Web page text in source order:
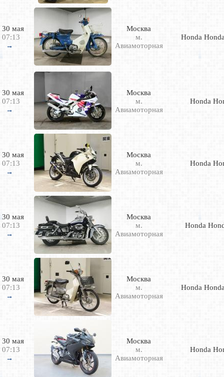
30 мая
07:13
→
Москва
м.
Авиамоторная
Honda
30 мая
07:13
→
Москва
м.
Авиамоторная
Honda
30 мая
07:13
→
Москва
м.
Авиамоторная
Honda
30 мая
07:13
→
Москва
м.
Авиамоторная
Honda
30 мая
07:13
→
Москва
м.
Авиамоторная
Honda
30 мая
07:13
→
Москва
м.
Авиамоторная
Honda